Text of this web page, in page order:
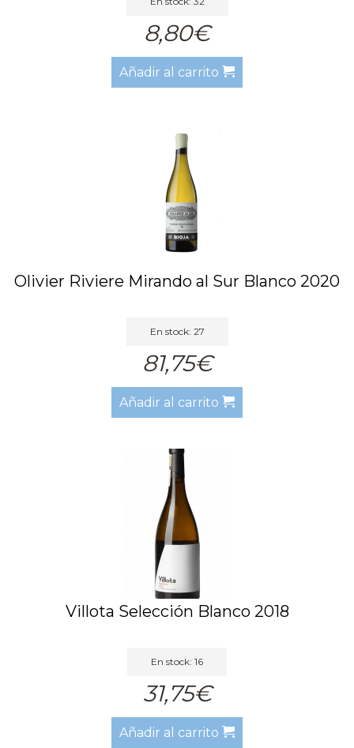
8,80€
Añadir al carrito
Olivier Riviere Mirando al Sur Blanco 2020
En stock: 27
81,75€
Añadir al carrito
Villota Selección Blanco 2018
En stock: 16
31,75€
Añadir al carrito